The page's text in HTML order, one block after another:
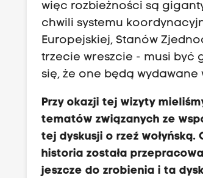
więc rozbieżności są
chwili systemu
Europejskiej, Stanów
trzecie wreszcie - musi być
się, że one będą wydawane
Przy okazji tej wizyty
tematów związanych ze
tej dyskusji o rzeź
historia została
jeszcze do zrobienia i ta